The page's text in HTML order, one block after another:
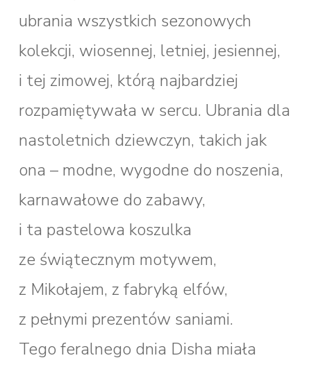
ubrania wszystkich sezonowych
kolekcji, wiosennej, letniej, jesiennej,
i tej zimowej, którą najbardziej
rozpamiętywała w sercu. Ubrania dla
nastoletnich dziewczyn, takich jak
ona – modne, wygodne do noszenia,
karnawałowe do zabawy,
i ta pastelowa koszulka
ze świątecznym motywem,
z Mikołajem, z fabryką elfów,
z pełnymi prezentów saniami.
Tego feralnego dnia Disha miała